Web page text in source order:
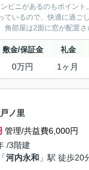
ビニがあるのもポイン
いるので、快適に過ご
部屋は2面に窓が配置
敷金/保証金 礼金
0万円 1ヶ月
ノ里
管理/共益費6,000円
/3階建
「河内永和 」駅 徒歩20